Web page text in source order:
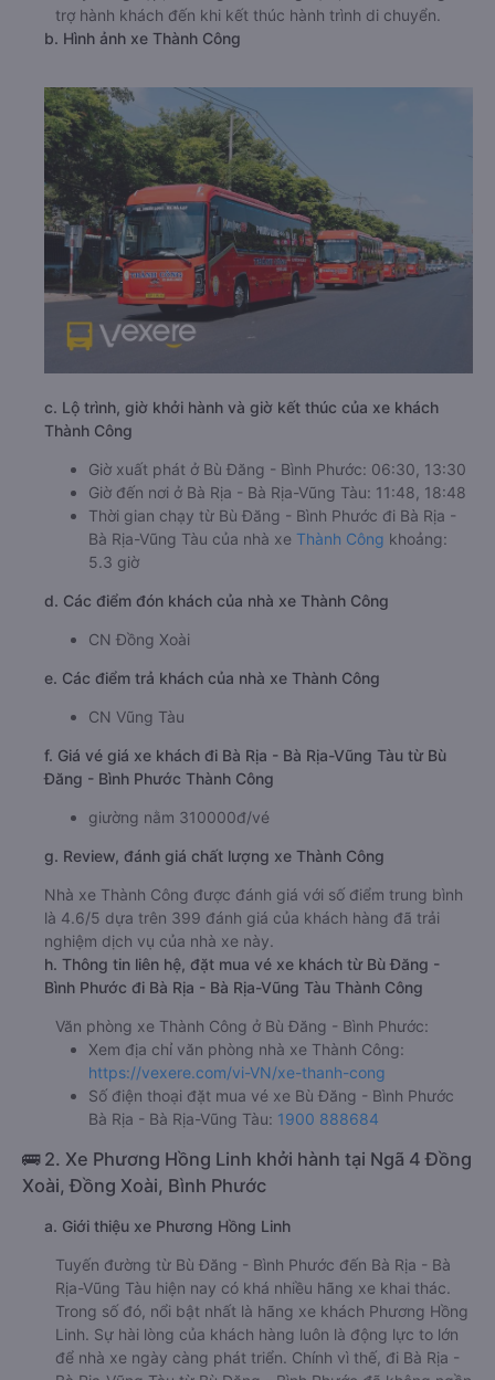
trợ hành khách đến khi kết thúc hành trình di chuyển.
b. Hình ảnh xe Thành Công
c. Lộ trình, giờ khởi hành và giờ kết thúc của xe khách
Thành Công
Giờ xuất phát ở Bù Đăng - Bình Phước: 06:30, 13:30
Giờ đến nơi ở Bà Rịa - Bà Rịa-Vũng Tàu: 11:48, 18:48
Thời gian chạy từ Bù Đăng - Bình Phước đi Bà Rịa -
Bà Rịa-Vũng Tàu của nhà xe Thành Công khoảng:
5.3 giờ
d. Các điểm đón khách của nhà xe Thành Công
CN Đồng Xoài
e. Các điểm trả khách của nhà xe Thành Công
CN Vũng Tàu
f. Giá vé giá xe khách đi Bà Rịa - Bà Rịa-Vũng Tàu từ Bù
Đăng - Bình Phước Thành Công
giường nằm 310000đ/vé
g. Review, đánh giá chất lượng xe Thành Công
Nhà xe Thành Công được đánh giá với số điểm trung bình
là 4.6/5 dựa trên 399 đánh giá của khách hàng đã trải
nghiệm dịch vụ của nhà xe này.
h. Thông tin liên hệ, đặt mua vé xe khách từ Bù Đăng -
Bình Phước đi Bà Rịa - Bà Rịa-Vũng Tàu Thành Công
Văn phòng xe Thành Công ở Bù Đăng - Bình Phước:
Xem địa chỉ văn phòng nhà xe Thành Công:
https://vexere.com/vi-VN/xe-thanh-cong
Số điện thoại đặt mua vé xe Bù Đăng - Bình Phước
Bà Rịa - Bà Rịa-Vũng Tàu: 1900 888684
🚌 2. Xe Phương Hồng Linh khởi hành tại Ngã 4 Đồng
Xoài, Đồng Xoài, Bình Phước
a. Giới thiệu xe Phương Hồng Linh
Tuyến đường từ Bù Đăng - Bình Phước đến Bà Rịa - Bà
Rịa-Vũng Tàu hiện nay có khá nhiều hãng xe khai thác.
Trong số đó, nổi bật nhất là hãng xe khách Phương Hồng
Linh. Sự hài lòng của khách hàng luôn là động lực to lớn
để nhà xe ngày càng phát triển. Chính vì thế, đi Bà Rịa -